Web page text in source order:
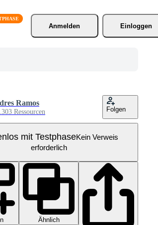
Anmelden
Einloggen
Ramos
Ressourcen Folgen
mit TestphaseKein Verweis
erforderlich
Ähnlich